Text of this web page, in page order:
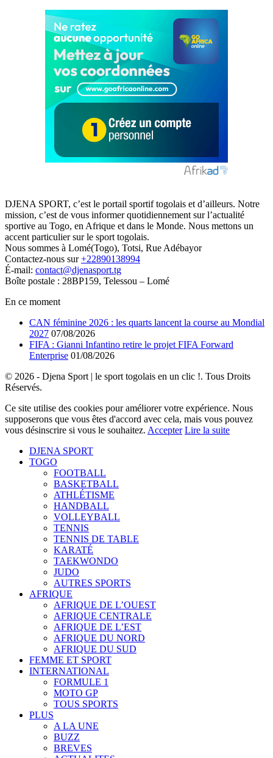
DJENA SPORT, c’est le portail sportif togolais et d’ailleurs. Notre
mission, c’est de vous informer quotidiennement sur l’actualité
sportive au Togo, en Afrique et dans le Monde. Nous mettons un
accent particulier sur le sport togolais.
Nous sommes à Lomé(Togo), Totsi, Rue Adébayor
Contactez-nous sur+22890138994
É-mail: contact@djenasport.tg
Boîte postale : 28BP159, Telessou – Lomé
En ce moment
CAN féminine 2026 : les quarts lancent la course au Mondial
2027 07/08/2026
FIFA : Gianni Infantino retire le projet FIFA Forward
Enterprise 01/08/2026
© 2026 - Djena Sport | le sport togolais en un clic !. Tous Droits
Réservés.
Ce site utilise des cookies pour améliorer votre expérience. Nous
supposerons que vous êtes d'accord avec cela, mais vous pouvez
vous désinscrire si vous le souhaitez. Accepter Lire la suite
DJENA SPORT
TOGO
FOOTBALL
BASKETBALL
ATHLÉTISME
HANDBALL
VOLLEYBALL
TENNIS
TENNIS DE TABLE
KARATÉ
TAEKWONDO
JUDO
AUTRES SPORTS
AFRIQUE
AFRIQUE DE L’OUEST
AFRIQUE CENTRALE
AFRIQUE DE L’EST
AFRIQUE DU NORD
AFRIQUE DU SUD
FEMME ET SPORT
INTERNATIONAL
FORMULE 1
MOTO GP
TOUS SPORTS
PLUS
A LA UNE
BUZZ
BREVES